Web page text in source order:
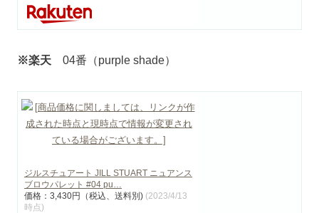
※楽天 04番（purple shade）
ジルスチュアート JILL STUART ニュアンス
ブロウパレット #04 pu…
価格：3,430円（税込、送料別) (2023/4/13
時点)